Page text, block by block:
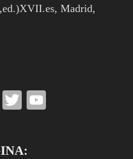
Madrid,
TumblrTwitter